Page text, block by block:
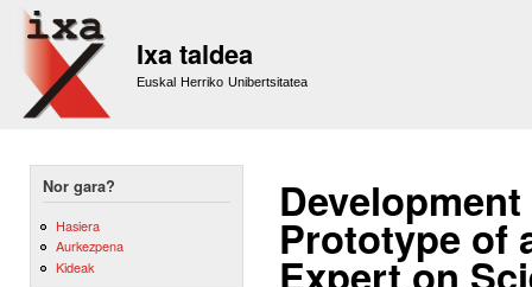
Ixa taldea
Euskal Herriko Unibertsitatea
Nor gara?
Hasiera
Aurkezpena
Kideak
Prototype of
Expert on